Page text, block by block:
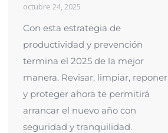
octubre 24, 2025
Con esta estrategia de
productividad y prevención
termina el 2025 de la mejor
manera. Revisar, limpiar, reponer
y proteger ahora te permitirá
arrancar el nuevo año con
seguridad y tranquilidad.